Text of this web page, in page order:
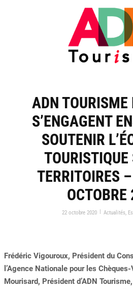
ADN TOURISME
S’ENGAGENT
SOUTENIR
TOURISTIQUE
TERRITOIRES
22 octobre 2020 | Actualités,
Frédéric Vigouroux, Président du
l’Agence Nationale pour les
Mourisard, Président d’ADN